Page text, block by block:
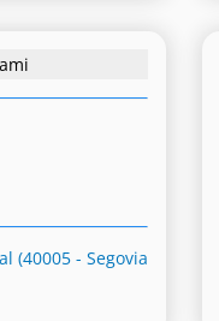
(40005 - Segovia